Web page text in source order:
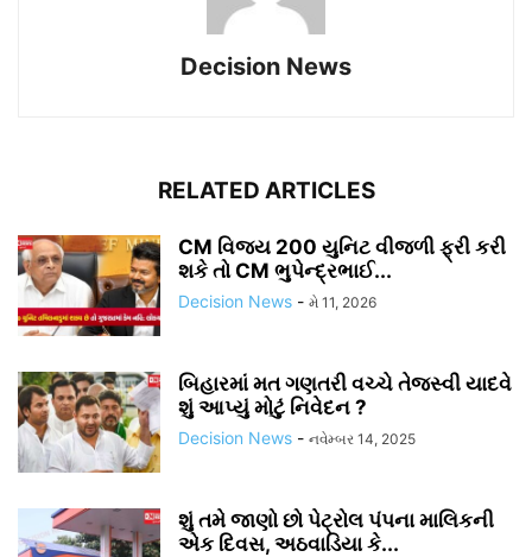
Decision News
RELATED ARTICLES
CM વિજય 200 યુનિટ વીજળી ફ્રી કરી
શકે તો CM ભુપેન્દ્રભાઈ...
Decision News - મે 11, 2026
બિહારમાં મત ગણતરી વચ્ચે તેજસ્વી યાદવે
શું આપ્યું મોટું નિવેદન ?
Decision News - નવેમ્બર 14, 2025
શું તમે જાણો છો પેટ્રોલ પંપના માલિકની
એક દિવસ, અઠવાડિયા કે...